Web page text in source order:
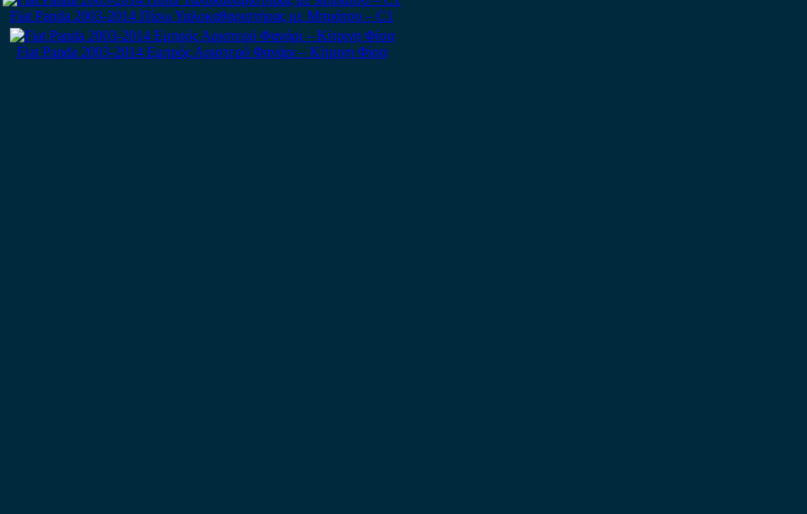
Fiat Panda 2003-2014 Πίσω Υαλοκαθαριστήρας με Μπράτσο – C1
Fiat Panda 2003-2014 Εμπρός Αριστερό Φανάρι – Κίτρινη Φίσα